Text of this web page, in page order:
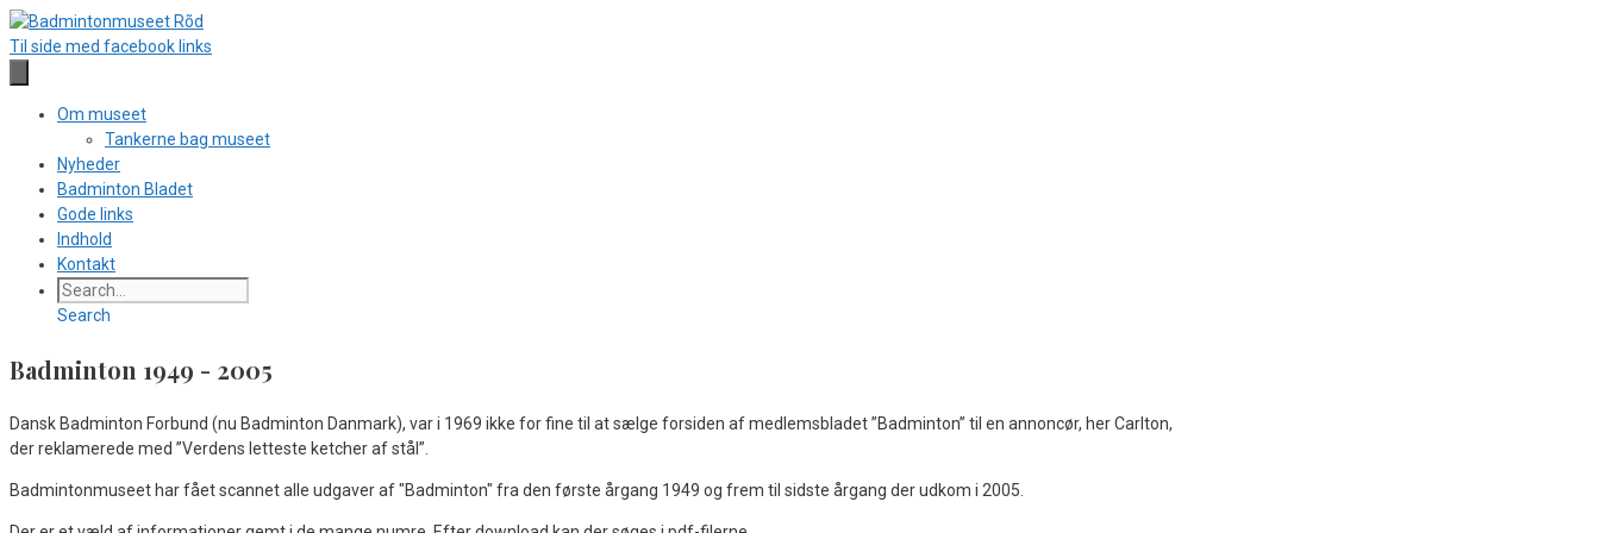
Hop
til
Til side med facebook links
Om museet
Tankerne bag museet
Nyheder
Badminton Bladet
Gode links
Indhold
Kontakt
Search
Badminton 1949 - 2005
Dansk Badminton Forbund (nu Badminton Danmark), var i 1969 ikke for fine til at sælge forsiden af medlemsbladet ”Badminton” til en annoncør, her Carlton,
der reklamerede med ”Verdens letteste ketcher af stål”.
Badmintonmuseet har fået scannet alle udgaver af "Badminton" fra den første årgang 1949 og frem til sidste årgang der udkom i 2005.